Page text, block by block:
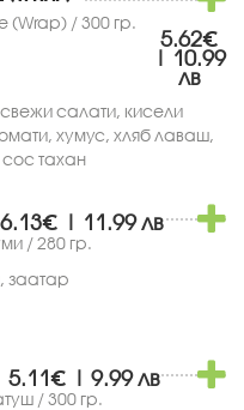
/ 300 гр.
5.62€
| 10.99
лв
салати, кисели
хумус, хляб лаваш,
сос тахан
/ 280 гр.
6.13€ | 11.99 лв
заатар
/ 300 гр.
5.11€ | 9.99 лв